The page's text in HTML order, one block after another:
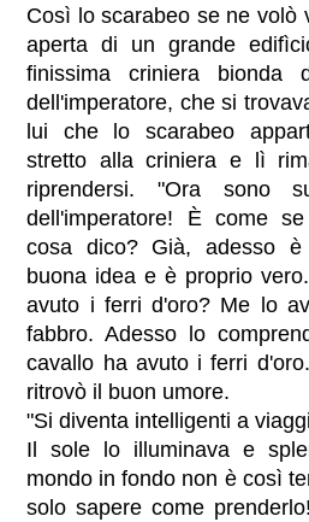
Così lo scarabeo se ne volò
aperta di un grande
finissima criniera bionda
dell'imperatore, che si
lui che lo scarabeo
stretto alla criniera e lì
riprendersi. "Ora sono
dell'imperatore! È come
cosa dico? Già, adesso
buona idea e è proprio
avuto i ferri d'oro? Me lo
fabbro. Adesso lo
cavallo ha avuto i ferri
ritrovò il buon umore.
"Si diventa intelligenti a
Il sole lo illuminava e
mondo in fondo non è così
solo sapere come